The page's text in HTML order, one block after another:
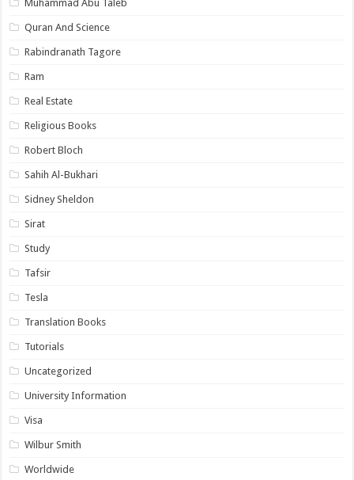
Muhammad Abu Taleb
Quran And Science
Rabindranath Tagore
Ram
Real Estate
Religious Books
Robert Bloch
Sahih Al-Bukhari
Sidney Sheldon
Sirat
Study
Tafsir
Tesla
Translation Books
Tutorials
Uncategorized
University Information
Visa
Wilbur Smith
Worldwide